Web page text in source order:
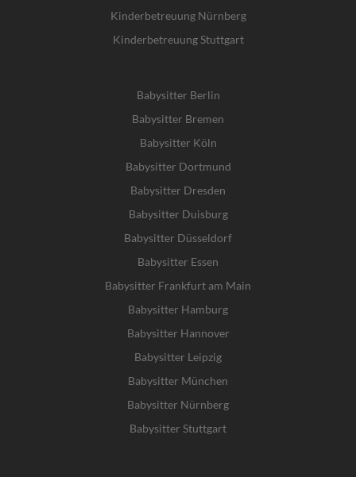
Kinderbetreuung Nürnberg
Kinderbetreuung Stuttgart
Babysitter Berlin
Babysitter Bremen
Babysitter Köln
Babysitter Dortmund
Babysitter Dresden
Babysitter Duisburg
Babysitter Düsseldorf
Babysitter Essen
Babysitter Frankfurt am Main
Babysitter Hamburg
Babysitter Hannover
Babysitter Leipzig
Babysitter München
Babysitter Nürnberg
Babysitter Stuttgart